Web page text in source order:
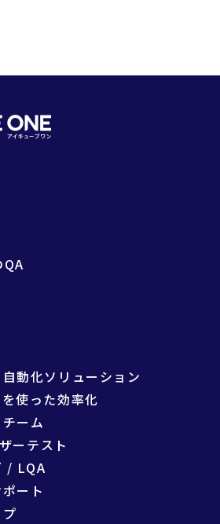
動化ソリューション
使った効率化
ーム
ーテスト
/ LQA
ート